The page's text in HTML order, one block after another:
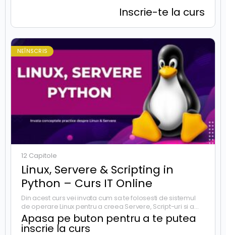
Inscrie-te la curs
NEÎNSCRIS
12 Capitole
Linux, Servere & Scripting in
Python – Curs IT Online
Din acest curs vei invata cum sa te folosesti de sistemul
de operare Linux pentru a creea Servere, Script-uri si a
realiza task-uri de rutina.…
Apasa pe buton pentru a te putea
inscrie la curs